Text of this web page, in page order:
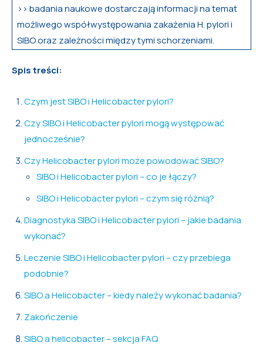
>> badania naukowe dostarczają informacji na temat
możliwego współwystępowania zakażenia H. pylori i
SIBO oraz zależności między tymi schorzeniami.
Spis treści:
Czym jest SIBO i Helicobacter pylori?
Czy SIBO i Helicobacter pylori mogą występować
jednocześnie?
Czy Helicobacter pylori może powodować SIBO?
SIBO i Helicobacter pylori – co je łączy?
SIBO i Helicobacter pylori – czym się różnią?
Diagnostyka SIBO i Helicobacter pylori – jakie badania
wykonać?
Leczenie SIBO i Helicobacter pylori – czy przebiega
podobnie?
SIBO a Helicobacter – kiedy należy wykonać badania?
Zakończenie
SIBO a helicobacter – sekcja FAQ